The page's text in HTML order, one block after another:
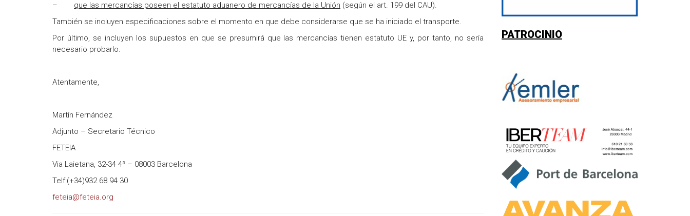
– que las mercancías poseen el estatuto aduanero de mercancías de la Unión (según el art. 199 del CAU).
También se incluyen especificaciones sobre el momento en que debe considerarse que se ha iniciado el transporte.
Por último, se incluyen los supuestos en que se presumirá que las mercancías tienen estatuto UE y, por tanto, no sería
necesario probarlo.
Atentamente,
Martín Fernández
Adjunto – Secretario Técnico
FETEIA
Via Laietana, 32-34 4ª – 08003 Barcelona
Telf:(+34)932 68 94 30
feteia@feteia.org
PATROCINIO